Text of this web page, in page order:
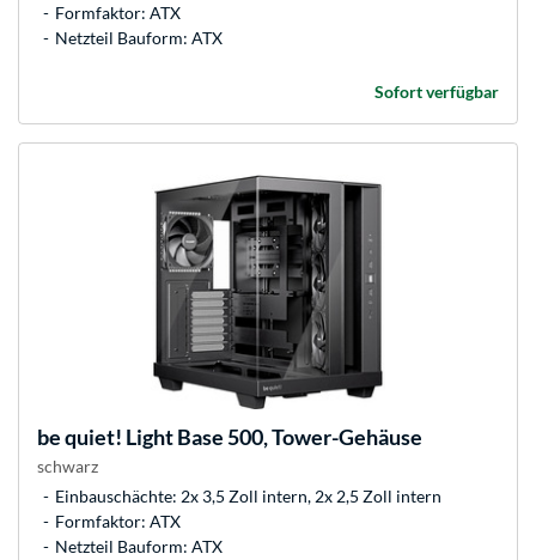
Formfaktor: ATX
Netzteil Bauform: ATX
Sofort verfügbar
be quiet! Light Base 500, Tower-Gehäuse
schwarz
Einbauschächte: 2x 3,5 Zoll intern, 2x 2,5 Zoll intern
Formfaktor: ATX
Netzteil Bauform: ATX